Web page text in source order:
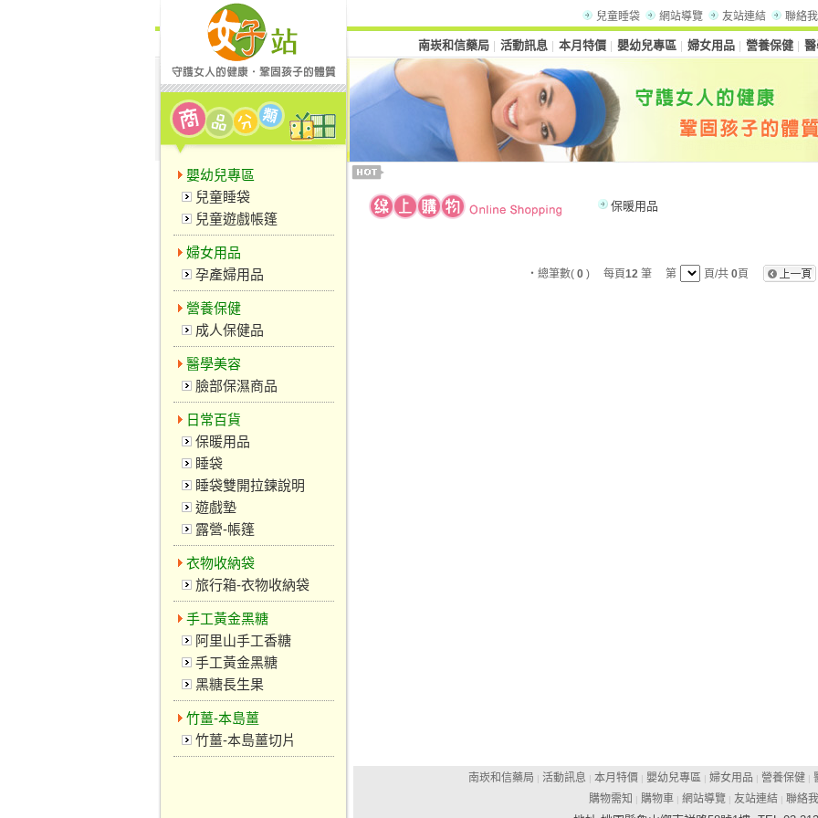
嬰幼兒專區
兒童睡袋
兒童遊戲帳篷
婦女用品
孕產婦用品
營養保健
成人保健品
醫學美容
臉部保濕商品
日常百貨
保暖用品
睡袋
睡袋雙開拉鍊說明
遊戲墊
露營-帳篷
衣物收納袋
旅行箱-衣物收納袋
手工黃金黑糖
阿里山手工香糖
手工黃金黑糖
黑糖長生果
竹薑-本島薑
竹薑-本島薑切片
兒童睡袋 網站導覽 友站連結 聯絡
南崁和信藥局 活動訊息 本月特價 嬰幼兒專區 婦女用品 營養保健
保暖用品
‧總筆數( 0 ) 每頁12 筆 第 頁/共 0頁
南崁和信藥局 | 活動訊息 | 本月特價 | 嬰幼兒專區 | 婦女用品 | 營養保健|
購物需知 | 購物車| 網站導覽 | 友站連結 | 聯絡